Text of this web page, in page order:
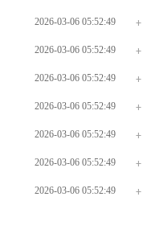
2026-03-06 05:52:49
2026-03-06 05:52:49
2026-03-06 05:52:49
2026-03-06 05:52:49
2026-03-06 05:52:49
2026-03-06 05:52:49
2026-03-06 05:52:49